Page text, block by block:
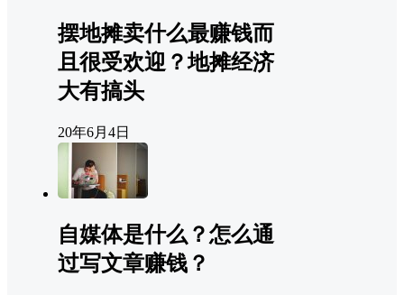
摆地摊卖什么最赚钱而
且很受欢迎？地摊经济
大有搞头
20年6月4日
自媒体是什么？怎么通
过写文章赚钱？